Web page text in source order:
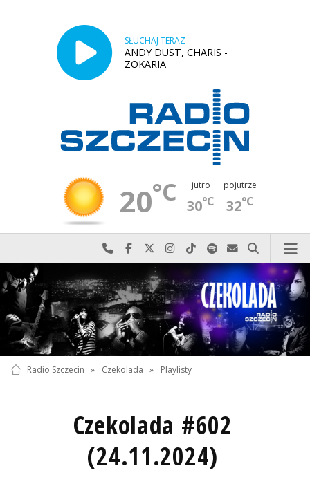
SŁUCHAJ TERAZ
ANDY DUST, CHARIS -
ZOKARIA
20°C jutro
30°C
pojutrze
32°C
Najlepiej po prostu do nas zadzwoń
Odwiedź nas na Facebook-u
Odwiedź nas na X
Odwiedź nas na Instagram-ie
Odwiedź nas na TikTok-u
Szukaj nas na Spotify
Wyślij do nas
Szukaj
Radio Szczecin » Czekolada » Playlisty
Czekolada #602
(24.11.2024)